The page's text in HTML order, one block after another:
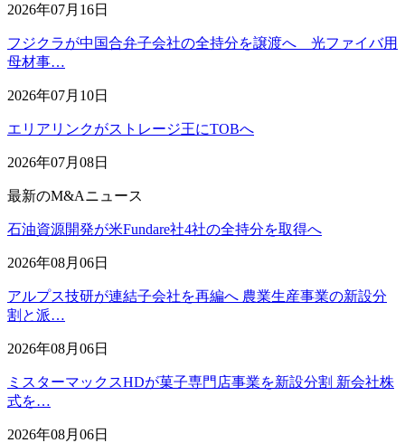
2026年07月16日
フジクラが中国合弁子会社の全持分を譲渡へ 光ファイバ用
母材事…
2026年07月10日
エリアリンクがストレージ王にTOBへ
2026年07月08日
最新のM&Aニュース
石油資源開発が米Fundare社4社の全持分を取得へ
2026年08月06日
アルプス技研が連結子会社を再編へ 農業生産事業の新設分
割と派…
2026年08月06日
ミスターマックスHDが菓子専門店事業を新設分割 新会社株
式を…
2026年08月06日